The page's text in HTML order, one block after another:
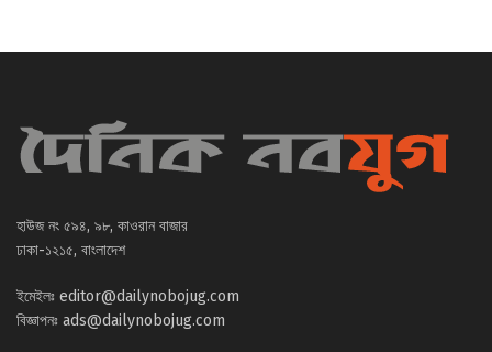
হাউজ নং ৫৯৪, ৯৮, কাওরান বাজার
ঢাকা-১২১৫, বাংলাদেশ
ইমেইলঃ editor@dailynobojug.com
বিজ্ঞাপনঃ ads@dailynobojug.com